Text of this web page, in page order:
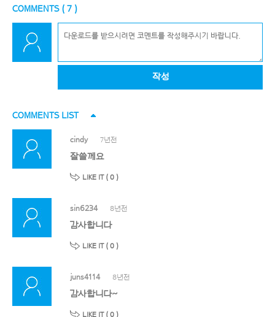
COMMENTS ( 7 )
작성
COMMENTS LIST
cindy 7년전
잘쓸께요
LIKE IT ( 0 )
sin6234 8년전
감사합니다
LIKE IT ( 0 )
juns4114 8년전
감사합니다~
LIKE IT ( 0 )